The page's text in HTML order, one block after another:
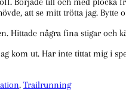
att se mitt trötta jag. Bytte
Hittade några fina stigar och
kom ut. Har inte tittat mig i
, Trailrunning